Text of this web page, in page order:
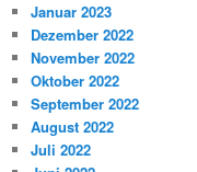
Januar 2023
Dezember 2022
November 2022
Oktober 2022
September 2022
August 2022
Juli 2022